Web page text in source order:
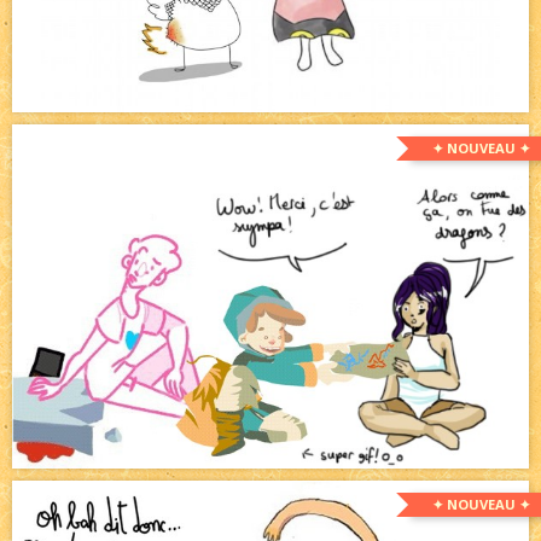
✦ NOUVEAU ✦
✦ NOUVEAU ✦